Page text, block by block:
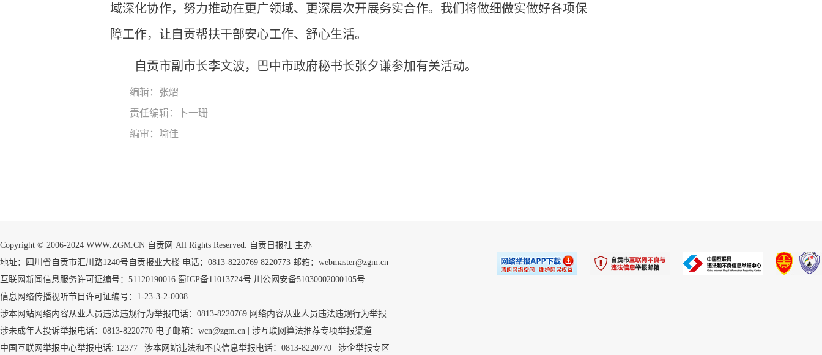
域深化协作，努力推动在更广领域、更深层次开展务实合作。我们将做细做实做好各项保
障工作，让自贡帮扶干部安心工作、舒心生活。
自贡市副市长李文波，巴中市政府秘书长张夕谦参加有关活动。
编辑：张熠
责任编辑：卜一珊
编审：喻佳
Copyright © 2006-2024 WWW.ZGM.CN 自贡网 All Rights Reserved. 自贡日报社 主办
地址：四川省自贡市汇川路1240号自贡报业大楼 电话：0813-8220769 8220773 邮箱：webmaster@zgm.cn
互联网新闻信息服务许可证编号：51120190016 蜀ICP备11013724号 川公网安备51030002000105号
信息网络传播视听节目许可证编号：1-23-3-2-0008
涉本网站网络内容从业人员违法违规行为举报电话：0813-8220769 网络内容从业人员违法违规行为举报
涉未成年人投诉举报电话：0813-8220770 电子邮箱：wcn@zgm.cn | 涉互联网算法推荐专项举报渠道
中国互联网举报中心举报电话: 12377 | 涉本网站违法和不良信息举报电话：0813-8220770 | 涉企举报专区